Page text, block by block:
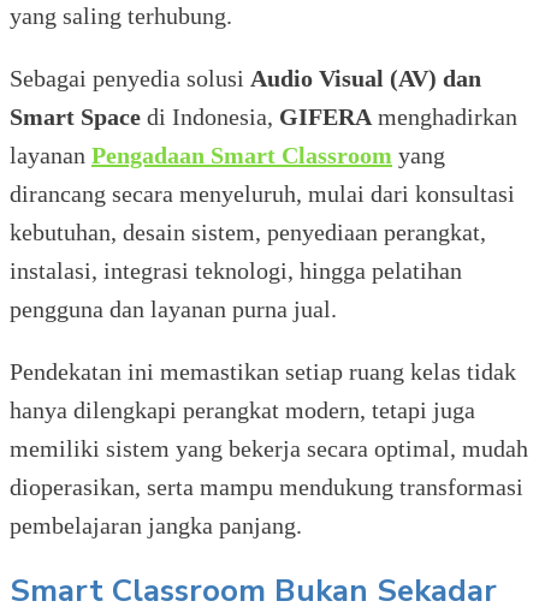
yang saling terhubung.
Sebagai penyedia solusi Audio Visual (AV) dan
Smart Space di Indonesia, GIFERA menghadirkan
layanan Pengadaan Smart Classroom yang
dirancang secara menyeluruh, mulai dari konsultasi
kebutuhan, desain sistem, penyediaan perangkat,
instalasi, integrasi teknologi, hingga pelatihan
pengguna dan layanan purna jual.
Pendekatan ini memastikan setiap ruang kelas tidak
hanya dilengkapi perangkat modern, tetapi juga
memiliki sistem yang bekerja secara optimal, mudah
dioperasikan, serta mampu mendukung transformasi
pembelajaran jangka panjang.
Smart Classroom Bukan Sekadar